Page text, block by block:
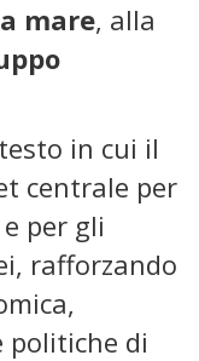
mare, alla
in cui il
centrale per
per gli
rafforzando
politiche di